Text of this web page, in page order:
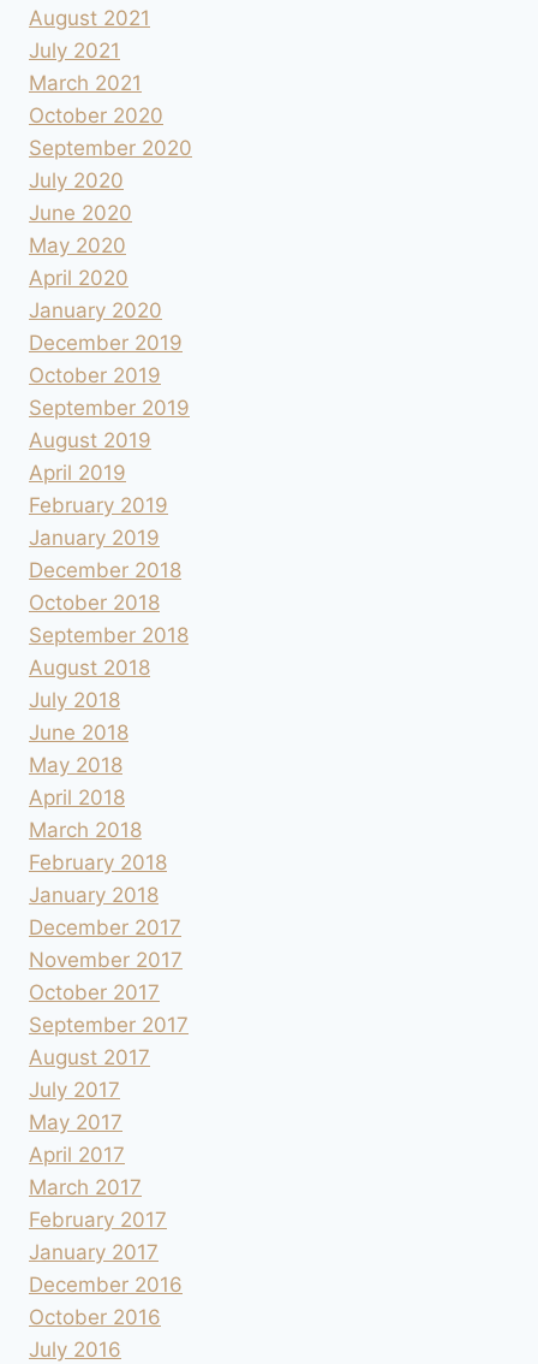
August 2021
July 2021
March 2021
October 2020
September 2020
July 2020
June 2020
May 2020
April 2020
January 2020
December 2019
October 2019
September 2019
August 2019
April 2019
February 2019
January 2019
December 2018
October 2018
September 2018
August 2018
July 2018
June 2018
May 2018
April 2018
March 2018
February 2018
January 2018
December 2017
November 2017
October 2017
September 2017
August 2017
July 2017
May 2017
April 2017
March 2017
February 2017
January 2017
December 2016
October 2016
July 2016